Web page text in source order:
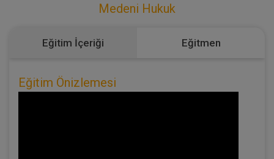
Medeni Hukuk
Eğitim İçeriği Eğitmen
Eğitim Önizlemesi